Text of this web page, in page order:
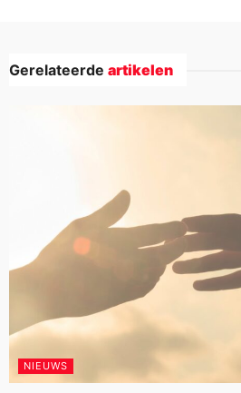
Gerelateerde artikelen
NIEUWS